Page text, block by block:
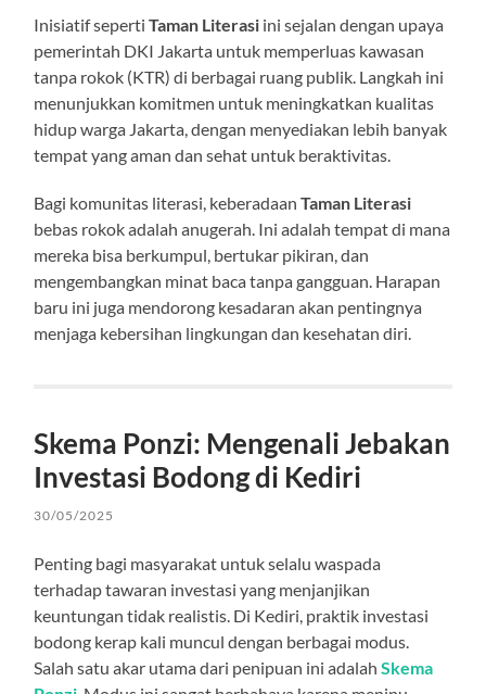
Inisiatif sepertiTaman Literasi ini sejalan dengan upaya
pemerintah DKI Jakarta untuk memperluas kawasan
tanpa rokok (KTR) di berbagai ruang publik. Langkah ini
menunjukkan komitmen untuk meningkatkan kualitas
hidup warga Jakarta, dengan menyediakan lebih banyak
tempat yang aman dan sehat untuk beraktivitas.
Bagi komunitas literasi, keberadaanTaman Literasi
bebas rokok adalah anugerah. Ini adalah tempat di mana
mereka bisa berkumpul, bertukar pikiran, dan
mengembangkan minat baca tanpa gangguan. Harapan
baru ini juga mendorong kesadaran akan pentingnya
menjaga kebersihan lingkungan dan kesehatan diri.
Skema Ponzi: Mengenali Jebakan
Investasi Bodong di Kediri
30/05/2025
Penting bagi masyarakat untuk selalu waspada
terhadap tawaran investasi yang menjanjikan
keuntungan tidak realistis. Di Kediri, praktik investasi
bodong kerap kali muncul dengan berbagai modus.
Salah satu akar utama dari penipuan ini adalahSkema